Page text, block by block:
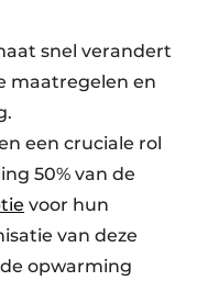
snel verandert
maatregelen en
een cruciale rol
50% van de
voor hun
van deze
opwarming